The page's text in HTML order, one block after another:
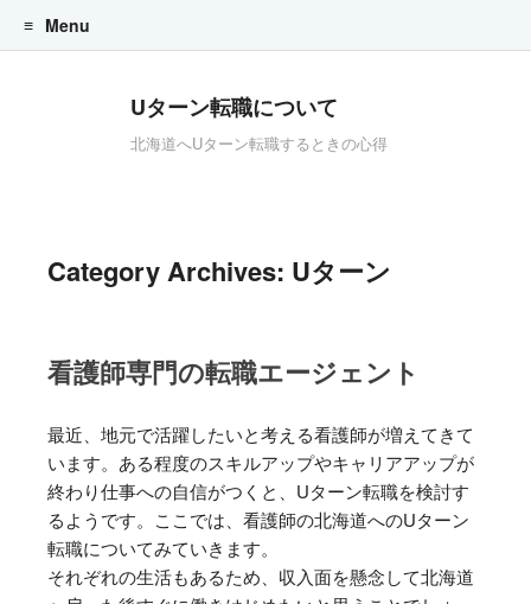
Uターン転職について
北海道へUターン転職するときの心得
Menu
Category Archives: Uターン
看護師専門の転職エージェント
最近、地元で活躍したいと考える看護師が増えてきて
います。ある程度のスキルアップやキャリアアップが
終わり仕事への自信がつくと、Uターン転職を検討す
るようです。ここでは、看護師の北海道へのUターン
転職についてみていきます。
それぞれの生活もあるため、収入面を懸念して北海道